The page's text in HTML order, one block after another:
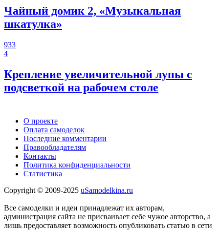
Чайный домик 2, «Музыкальная
шкатулка»
933
4
Крепление увеличительной лупы с
подсветкой на рабочем столе
О проекте
Оплата самоделок
Последние комментарии
Правообладателям
Контакты
Политика конфиденциальности
Статистика
Copyright © 2009-2025 uSamodelkina.ru
Все самоделки и идеи принадлежат их авторам,
администрация сайта не присваивает себе чужое авторство, а
лишь предоставляет возможность опубликовать статью в сети